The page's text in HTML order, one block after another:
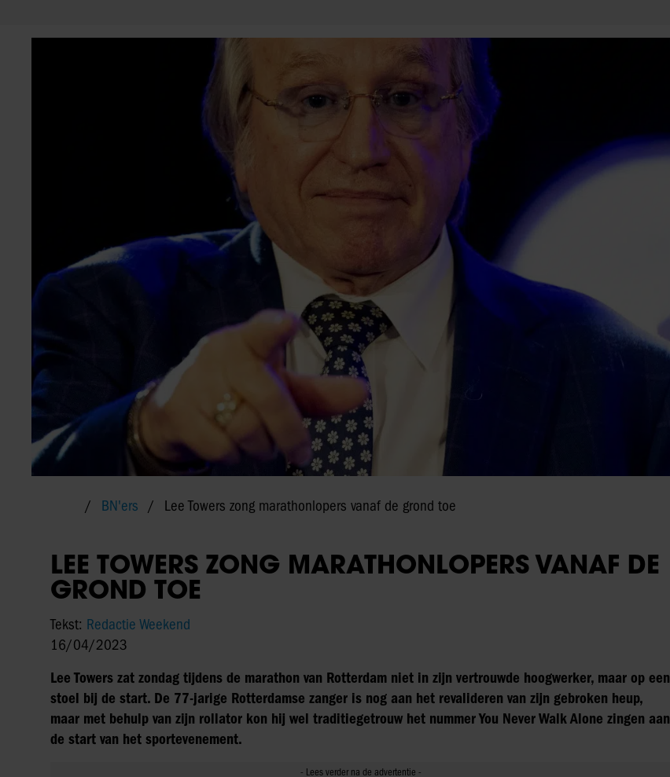
BN'ers Lee Towers zong marathonlopers vanaf de grond toe
LEE TOWERS ZONG MARATHONLOPERS VANAF DE
GROND TOE
Tekst: Redactie Weekend
16/04/2023
Lee Towers zat zondag tijdens de marathon van Rotterdam niet in zijn vertrouwde hoogwerker, maar op een
stoel bij de start. De 77-jarige Rotterdamse zanger is nog aan het revalideren van zijn gebroken heup,
maar met behulp van zijn rollator kon hij wel traditiegetrouw het nummer You Never Walk Alone zingen aan
de start van het sportevenement.